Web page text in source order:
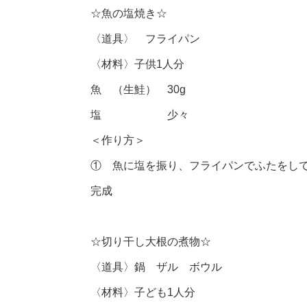
☆魚の塩焼き☆
〈道具〉 フライパン
〈材料〉子供1人分
魚 （生鮭） 30g
塩 少々
＜作り方＞
① 魚に塩を振り、フライパンでふたをし
完成
☆切り干し大根の煮物☆
〈道具〉鍋 ザル ボウル
〈材料〉子ども1人分